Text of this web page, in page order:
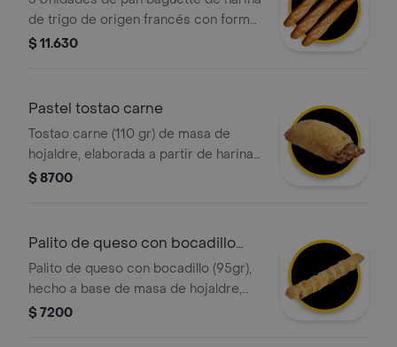
de trigo de origen francés con forma
alargada y corteza crujiente.
$ 11.630
Pastel tostao carne
Tostao carne (110 gr) de masa de
hojaldre, elaborada a partir de harina
de trigo fortificada, grasa vegetal y
$ 8700
Palito de queso con bocadillo
tostao
Palito de queso con bocadillo (95gr),
hecho a base de masa de hojaldre,
relleno de queso y bocadillo pulpa de
$ 7200